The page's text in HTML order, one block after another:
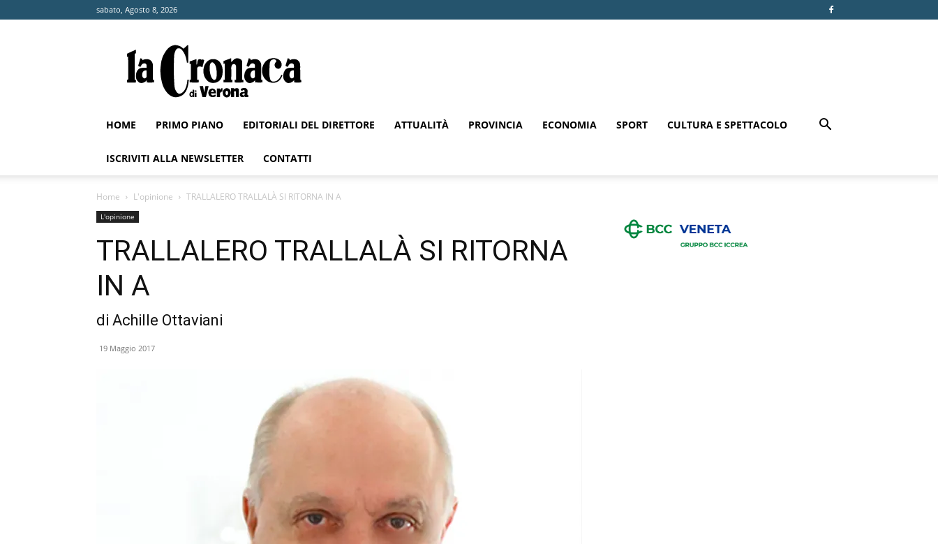
sabato, Agosto 8, 2026
Cronaca
di
Verona
HOME PRIMO PIANO EDITORIALI DEL DIRETTORE ATTUALITÀ PROVINCIA ECONOMIA SPORT CULTURA E SPETTACOLO
ISCRIVITI ALLA NEWSLETTER CONTATTI
Home L'opinione TRALLALERO TRALLALÀ SI RITORNA IN A
L'opinione
TRALLALERO TRALLALÀ SI RITORNA
IN A
di Achille Ottaviani
19 Maggio 2017